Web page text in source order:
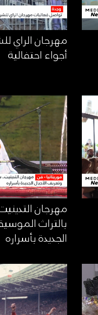
مهرجان الراي
أجواء احتفالية
مهرجان
بالتراث
الجديدة بأسراره